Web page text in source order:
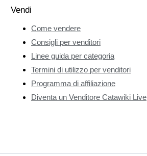
Vendi
Come vendere
Consigli per venditori
Linee guida per categoria
Termini di utilizzo per venditori
Programma di affiliazione
Diventa un Venditore Catawiki Live